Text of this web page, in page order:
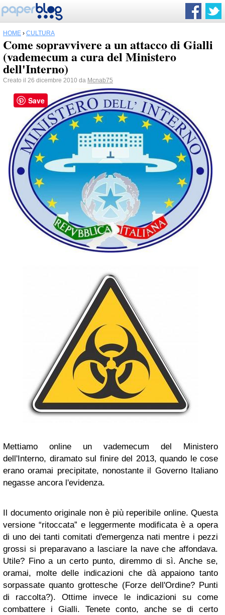
HOME › CULTURA
Come sopravvivere a un attacco di Gialli
(vademecum a cura del Ministero
dell'Interno)
Creato il 26 dicembre 2010 da Mcnab75
Mettiamo online un vademecum del Ministero
dell'Interno, diramato sul finire del 2013, quando le cose
erano oramai precipitate, nonostante il Governo Italiano
negasse ancora l'evidenza.
Il documento originale non è più reperibile online. Questa
versione “ritoccata” e leggermente modificata è a opera
di uno dei tanti comitati d'emergenza nati mentre i pezzi
grossi si preparavano a lasciare la nave che affondava.
Utile? Fino a un certo punto, diremmo di sì. Anche se,
oramai, molte delle indicazioni che dà appaiono tanto
sorpassate quanto grottesche (Forze dell'Ordine? Punti
di raccolta?). Ottime invece le indicazioni su come
combattere i Gialli. Tenete conto, anche se di certo
Save